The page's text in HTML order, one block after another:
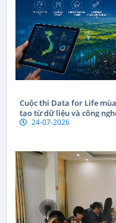
Cuộc thi Data for Life
tạo từ dữ liệu và công
24-07-2026